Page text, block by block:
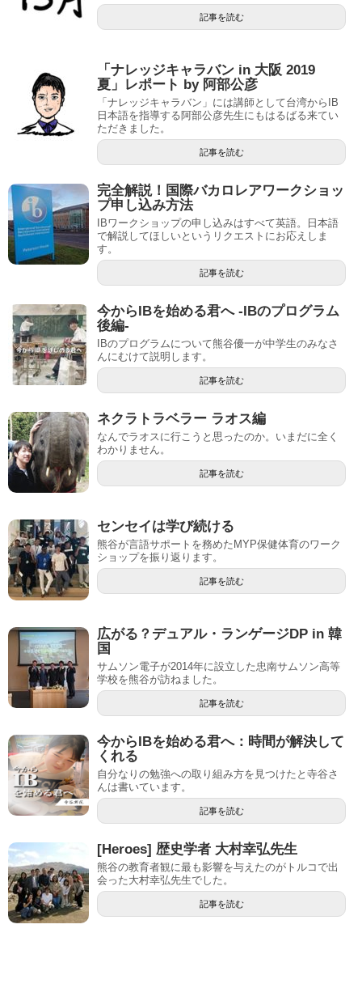
記事を読む
「ナレッジキャラバン in 大阪 2019
夏」レポート by 阿部公彦
「ナレッジキャラバン」には講師として台湾からIB
日本語を指導する阿部公彦先生にもはるばる来てい
ただきました。
記事を読む
完全解説！国際バカロレアワークショッ
プ申し込み方法
IBワークショップの申し込みはすべて英語。日本語
で解説してほしいというリクエストにお応えしま
す。
記事を読む
今からIBを始める君へ -IBのプログラム
後編-
IBのプログラムについて熊谷優一が中学生のみなさ
んにむけて説明します。
記事を読む
ネクラトラベラー ラオス編
なんでラオスに行こうと思ったのか。いまだに全く
わかりません。
記事を読む
センセイは学び続ける
熊谷が言語サポートを務めたMYP保健体育のワーク
ショップを振り返ります。
記事を読む
広がる？デュアル・ランゲージDP in 韓
国
サムソン電子が2014年に設立した忠南サムソン高等
学校を熊谷が訪ねました。
記事を読む
今からIBを始める君へ：時間が解決して
くれる
自分なりの勉強への取り組み方を見つけたと寺谷さ
んは書いています。
記事を読む
[Heroes] 歴史学者 大村幸弘先生
熊谷の教育者観に最も影響を与えたのがトルコで出
会った大村幸弘先生でした。
記事を読む